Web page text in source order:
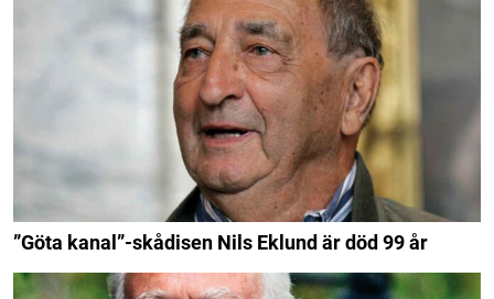
”Göta kanal”-skådisen Nils Eklund är död 99 år